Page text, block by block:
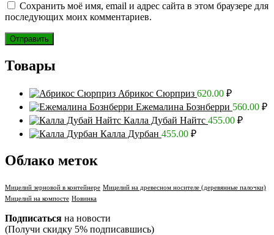
Сохранить моё имя, email и адрес сайта в этом браузере для
последующих моих комментариев.
Товары
Абрикос Сюрприз 620.00 ₽
Ежемалина Бознберри 560.00 ₽
Калла Дубай Найтс 455.00 ₽
Калла Дурбан 455.00 ₽
Облако меток
Мицелий зерновой в контейнере Мицелий на древесном носителе (деревянные палочки)
Мицелий на компосте Новинка
Подписаться на новости
(Получи скидку 5% подписавшись)